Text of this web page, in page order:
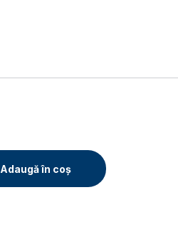
Adaugă în coș